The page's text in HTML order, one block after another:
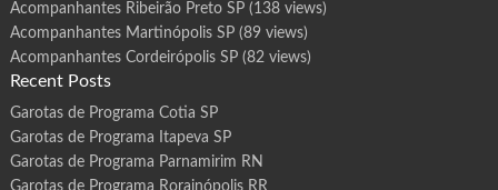
Acompanhantes Ribeirão Preto SP(138 views)
Acompanhantes Martinópolis SP(89 views)
Acompanhantes Cordeirópolis SP(82 views)
Recent Posts
Garotas de Programa Cotia SP
Garotas de Programa Itapeva SP
Garotas de Programa Parnamirim RN